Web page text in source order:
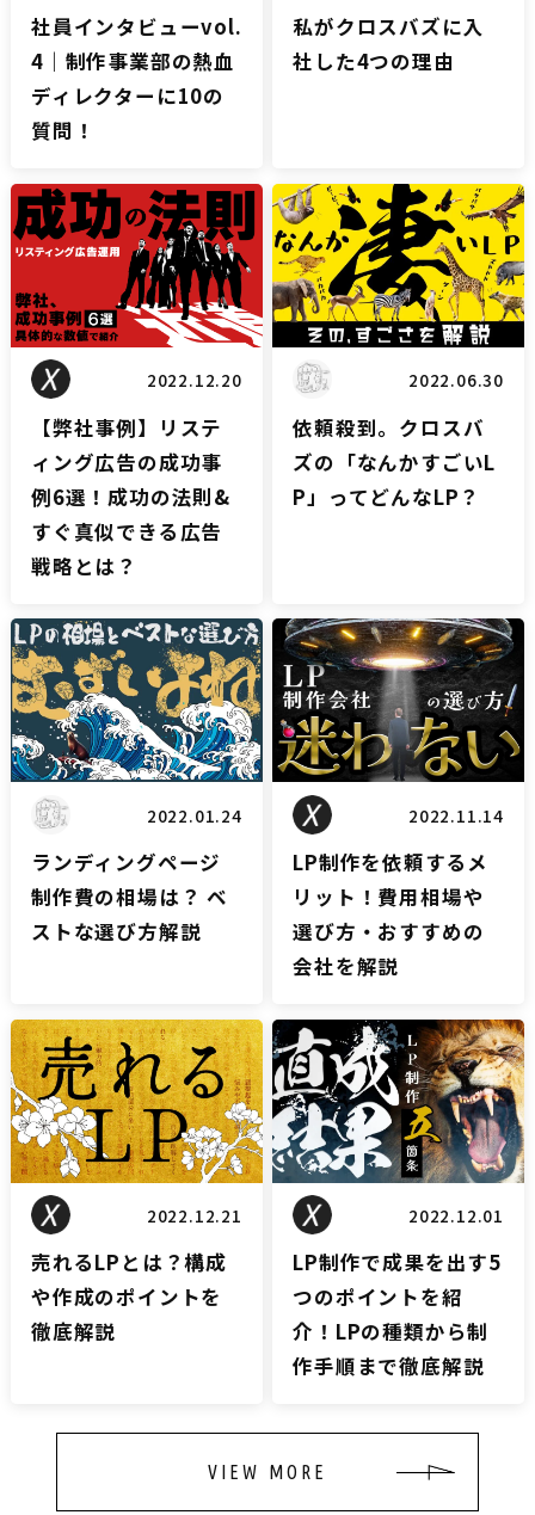
社員インタビューvol.
4｜制作事業部の熱血
ディレクターに10の
質問！
私がクロスバズに入
社した4つの理由
リスティングブログ
2022.12.20
【弊社事例】リステ
ィング広告の成功事
例6選！成功の法則&
すぐ真似できる広告
戦略とは？
LPブログ
2022.06.30
依頼殺到。クロスバ
ズの「なんかすごいL
P」ってどんなLP？
LPブログ
2022.01.24
ランディングページ
制作費の相場は？ ベ
ストな選び方解説
LPブログ
2022.11.14
LP制作を依頼するメ
リット！費用相場や
選び方・おすすめの
会社を解説
LPブログ
2022.12.21
売れるLPとは？構成
や作成のポイントを
徹底解説
LPブログ
2022.12.01
LP制作で成果を出す5
つのポイントを紹
介！LPの種類から制
作手順まで徹底解説
VIEW MORE